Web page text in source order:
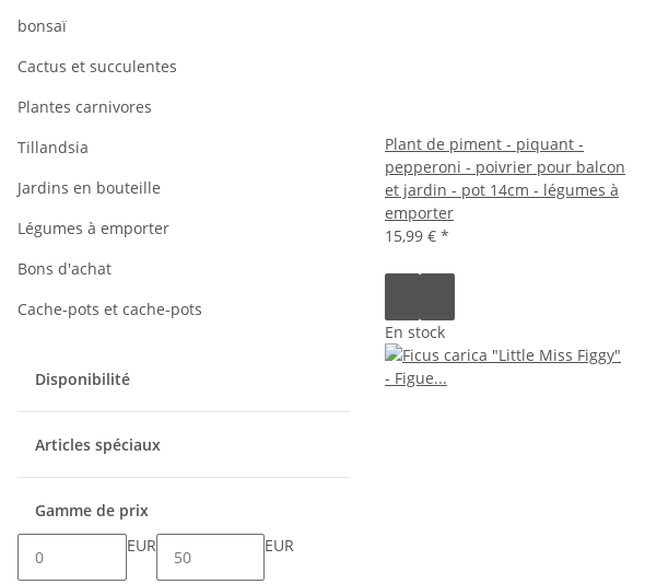
Plant de piment - piquant -
pepperoni - poivrier pour balcon
et jardin - pot 14cm - légumes à
emporter
15,99 € *
En stock
bonsaï
Cactus et succulentes
Plantes carnivores
Tillandsia
Jardins en bouteille
Légumes à emporter
Bons d'achat
Cache-pots et cache-pots
Disponibilité
Articles spéciaux
Gamme de prix
EUR
EUR